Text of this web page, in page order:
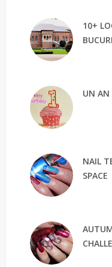
10+
UN AN
NAIL
SPACE